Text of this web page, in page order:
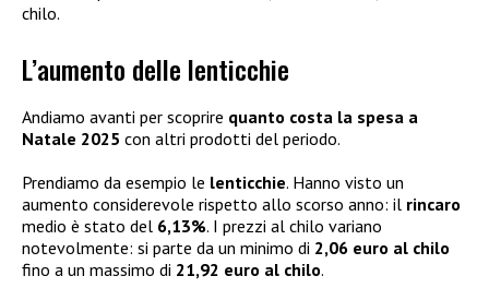
chilo.
L’aumento delle lenticchie
Andiamo avanti per scoprire quanto costa la spesa a
Natale 2025 con altri prodotti del periodo.
Prendiamo da esempio le lenticchie. Hanno visto un
aumento considerevole rispetto allo scorso anno: il rincaro
medio è stato del 6,13%. I prezzi al chilo variano
notevolmente: si parte da un minimo di 2,06 euro al chilo
fino a un massimo di 21,92 euro al chilo.